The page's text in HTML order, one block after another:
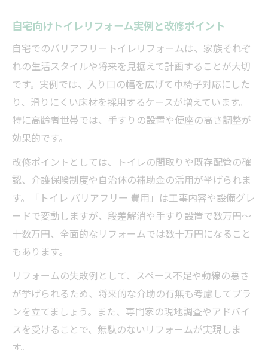
補助金を活用したお得なトイレリフォーム術
リフォームで使えるバリアフリートイレ補
助金
トイレバリアフリー補助金の最新制度解説
バリアフリーリフォーム補助金申請の流れ
と注意
コツ
トイレバリアフリー化と補助金活用の実例
紹介
車椅子対応の間取りとトイレ改修の工夫集
リフォームで車椅子対応トイレを実現する
方法
バリアフリー トイレ間取りのリフォーム工
夫
車椅子利用者も安心なトイレリフォーム設
自宅向けトイレリフォーム実例と改修ポイント
自宅でのバリアフリートイレリフォームは、家族それぞ
れの生活スタイルや将来を見据えて計画することが大切
です。実例では、入り口の幅を広げて車椅子対応にした
り、滑りにくい床材を採用するケースが増えています。
特に高齢者世帯では、手すりの設置や便座の高さ調整が
効果的です。
改修ポイントとしては、トイレの間取りや既存配管の確
認、介護保険制度や自治体の補助金の活用が挙げられま
す。「トイレ バリアフリー 費用」は工事内容や設備グレ
ードで変動しますが、段差解消や手すり設置で数万円〜
十数万円、全面的なリフォームでは数十万円になること
もあります。
リフォームの失敗例として、スペース不足や動線の悪さ
が挙げられるため、将来的な介助の有無も考慮してプラ
ンを立てましょう。また、専門家の現地調査やアドバイ
スを受けることで、無駄のないリフォームが実現しま
す。